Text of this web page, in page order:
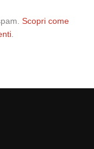
Scopri come